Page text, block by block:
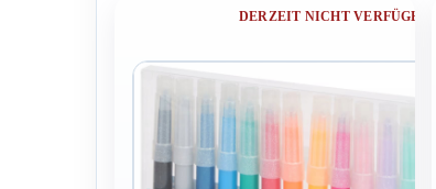
DERZEIT NICHT VERFÜGBAR